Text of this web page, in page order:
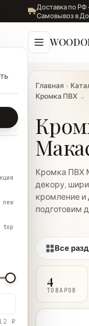
Доставка по РФ
Самовывоз в
Главная ›
Кромка ПВХ ⌄
Кромка ПВХ
декору,
кромление и
подготовим
Все
4
ТОВАРОВ
new
top
₽